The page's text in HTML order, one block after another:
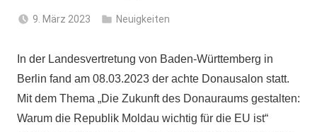
9. März 2023 Neuigkeiten
In der Landesvertretung von Baden-Württemberg in
Berlin fand am 08.03.2023 der achte Donausalon statt.
Mit dem Thema „Die Zukunft des Donauraums gestalten:
Warum die Republik Moldau wichtig für die EU ist“